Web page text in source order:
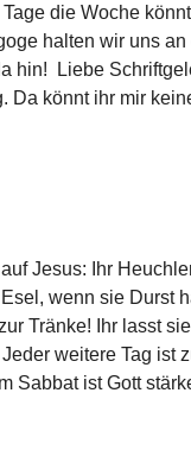
die Woche
halten wir uns
hin! Liebe
Da könnt ihr mir
Jesus: Ihr
wenn sie Durst
Tränke! Ihr lasst
weitere Tag ist
Sabbat ist Gott